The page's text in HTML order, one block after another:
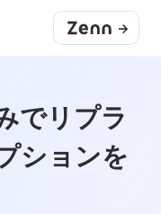
->
でリプラ
ションを